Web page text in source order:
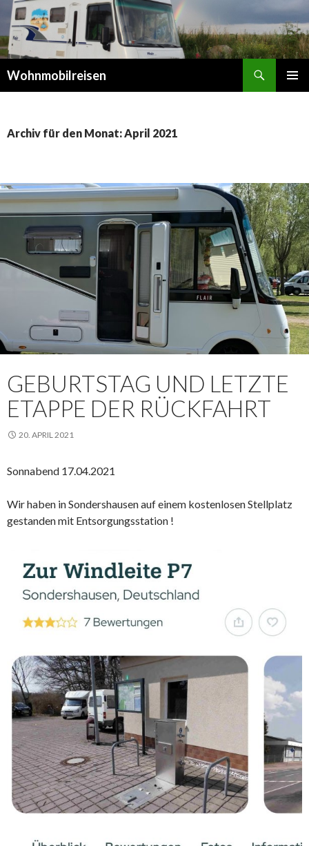
Wohnmobilreisen
Archiv für den Monat: April 2021
GEBURTSTAG UND LETZTE
ETAPPE DER RÜCKFAHRT
20. APRIL 2021
Sonnabend 17.04.2021
Wir haben in Sondershausen auf einem kostenlosen Stellplatz
gestanden mit Entsorgungsstation !